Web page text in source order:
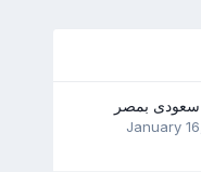
بمصر
January